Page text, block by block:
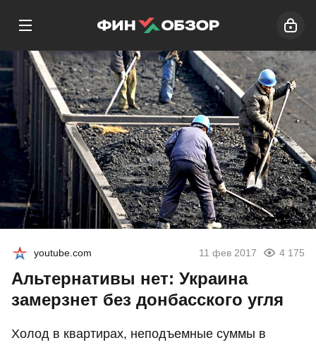
youtube.com 11 фев 2017 4 175
Альтернативы нет: Украина
замерзнет без донбасского угля
Холод в квартирах, неподъемные суммы в